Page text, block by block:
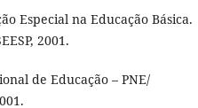
Especial na Educação Básica.
2001.
de Educação – PNE/